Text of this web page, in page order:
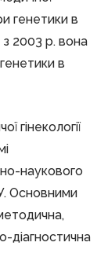
генетики в
з 2003 р. вона
в
гінекології
наукового
Основними
діагностична